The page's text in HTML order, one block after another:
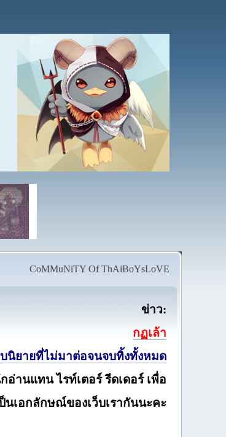
CoMMuNiTY Of ThAiBoYsLoVE
ข่าว:
กฏเล้า
บนิยายที่ไม่มาต่อจนจบทิ้งทั้งหมด
อ่านแทน ไรท์เตอร์ รีดเดอร์ เพื่อ
นเอกลักษณ์ของเว็บเรากันนะคะ